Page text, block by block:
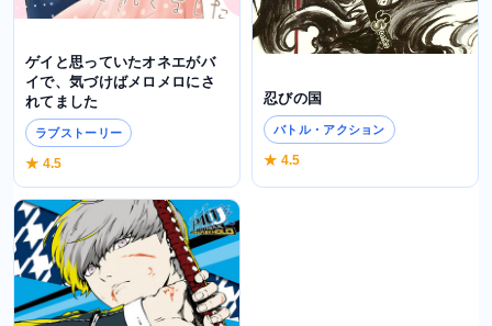
ゲイと思っていたオネエがバ
イで、気づけばメロメロにさ
れてました
ラブストーリー
★ 4.5
忍びの国
バトル・アクション
★ 4.5